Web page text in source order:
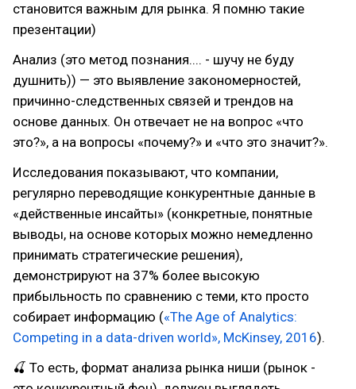
становится важным для рынка. Я помню такие
презентации)
Анализ (это метод познания.... - шучу не буду
душнить)) — это выявление закономерностей,
причинно-следственных связей и трендов на
основе данных. Он отвечает не на вопрос «что
это?», а на вопросы «почему?» и «что это значит?».
Исследования показывают, что компании,
регулярно переводящие конкурентные данные в
«действенные инсайты» (конкретные, понятные
выводы, на основе которых можно немедленно
принимать стратегические решения),
демонстрируют на 37% более высокую
прибыльность по сравнению с теми, кто просто
собирает информацию («The Age of Analytics:
Competing in a data-driven world», McKinsey, 2016).
🍒 То есть, формат анализа рынка ниши (рынок -